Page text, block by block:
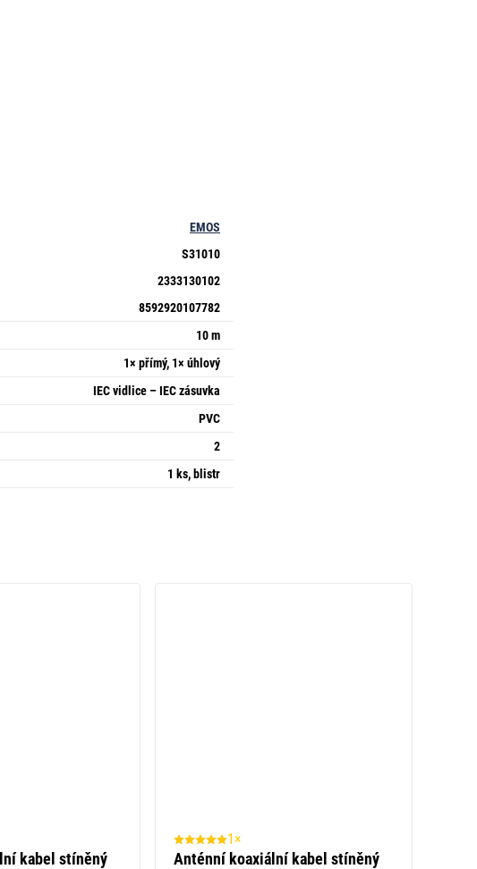
EMOS
S31010
2333130102
8592920107782
10 m
1× přímý, 1× úhlový
IEC vidlice – IEC zásuvka
PVC
2
1 ks, blistr
kabel stíněný
1×
Anténní koaxiální kabel stíněný